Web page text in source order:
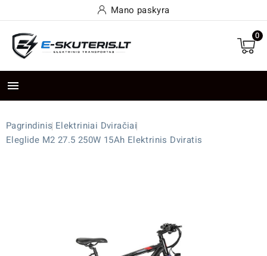
Mano paskyra
0

Pagrindinis Elektriniai Dviračiai
Eleglide M2 27.5 250W 15Ah Elektrinis Dviratis